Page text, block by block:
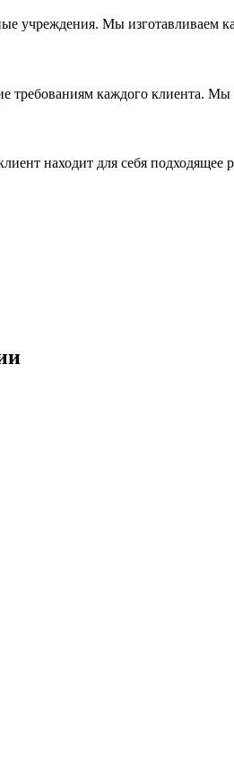
учреждения. Мы изготавливаем
каждого клиента. Мы
находит для себя подходящее